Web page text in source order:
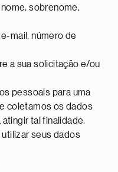
sobrenome,
mail, número de
a sua solicitação e/ou
pessoais para uma
coletamos os dados
tal finalidade.
seus dados